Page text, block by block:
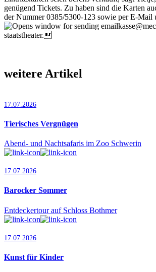
genügend Tickets. Zu haben sind die Karten
der Nummer 0385/5300-123 sowie per E-Mail
staatstheater.
weitere Artikel
17.07.2026
Tierisches Vergnügen
Abend- und Nachtsafaris im Zoo Schwerin
17.07.2026
Barocker Sommer
Entdeckertour auf Schloss Bothmer
17.07.2026
Kunst für Kinder